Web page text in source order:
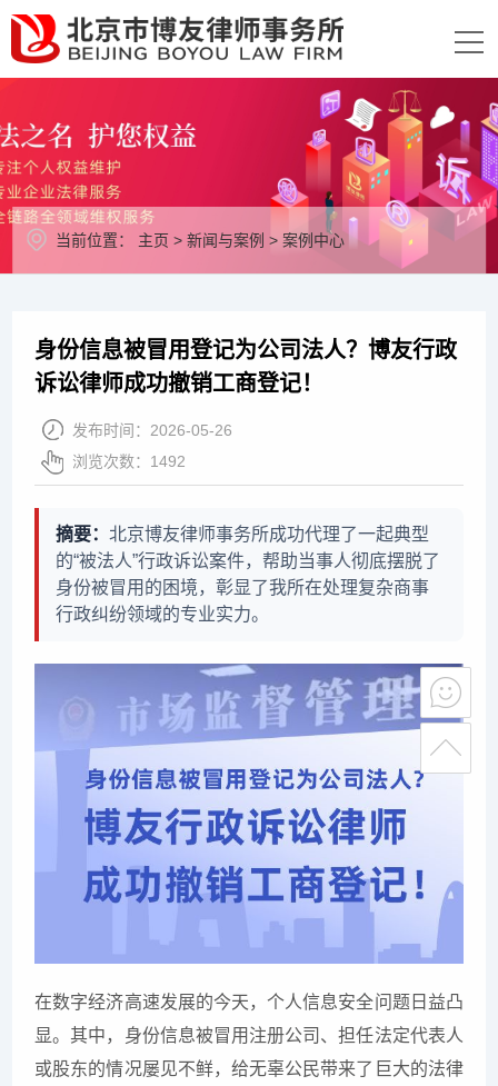
当前位置： 主页 >新闻与案例 >案例中心
身份信息被冒用登记为公司法人？博友行政
诉讼律师成功撤销工商登记！
发布时间：2026-05-26
浏览次数： 1492
摘要：北京博友律师事务所成功代理了一起典型
的“被法人”行政诉讼案件，帮助当事人彻底摆脱了
身份被冒用的困境，彰显了我所在处理复杂商事
行政纠纷领域的专业实力。
在数字经济高速发展的今天，个人信息安全问题日益凸
显。其中，身份信息被冒用注册公司、担任法定代表人
或股东的情况屡见不鲜，给无辜公民带来了巨大的法律